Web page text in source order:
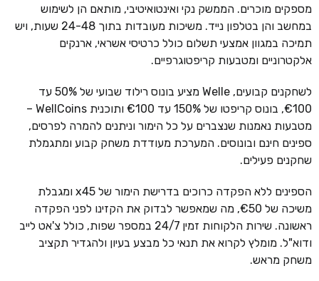
מספקים מוכרים. הממשק נקי ואינטואיטיבי, מותאם הן לשימוש
במחשב והן בטלפון נייד. משיכות מעובדות בתוך 24-48 שעות, ויש
תמיכה במגוון אמצעי תשלום כולל כרטיסי אשראי, ארנקים
אלקטרוניים ומטבעות קריפטוגרפיים.
לשחקנים קבועים, Welle מציע בונוס רילוד שבועי של 50% עד
€100, בונוס קריפטו של 150% עד €100 ותוכנית WellCoins –
מטבעות נאמנות שנצברים על כל הימור וניתנים להמרה לפרסים,
ספינים חינם ובונוסים. המערכת מעודדת משחק קבוע ומתגמלת
שחקנים פעילים.
הספינים ללא הפקדה כרוכים בדרישת הימור של x45 ומגבלת
משיכה של €50, מה שמאפשר לבדוק את הקזינו לפני הפקדה
ראשונה. שירות הלקוחות זמין 24/7 במספר שפות, כולל צ'אט לייב
ודוא"ל. מומלץ לקרוא את תנאי כל מבצע בעיון ולהגדיר תקציב
משחק מראש.